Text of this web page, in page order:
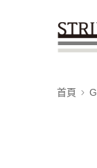
首頁